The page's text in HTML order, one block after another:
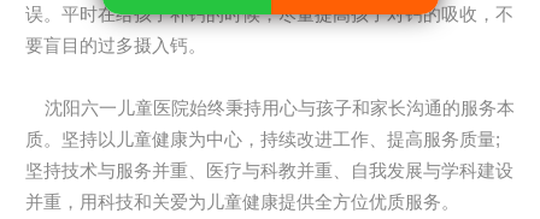
误。平时在给孩子补钙的时候，尽量提高孩子对钙的吸收，不
要盲目的过多摄入钙。
沈阳六一儿童医院始终秉持用心与孩子和家长沟通的服务本
质。坚持以儿童健康为中心，持续改进工作、提高服务质量;
坚持技术与服务并重、医疗与科教并重、自我发展与学科建设
并重，用科技和关爱为儿童健康提供全方位优质服务。